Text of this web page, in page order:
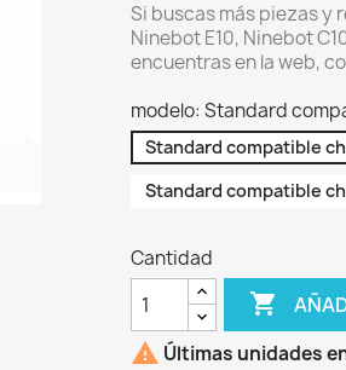
Si buscas más piezas y
Ninebot E10, Ninebot
encuentras en la web,
modelo: Standard
Standard compatible
Standard compatible
Cantidad

 Últimas unidades